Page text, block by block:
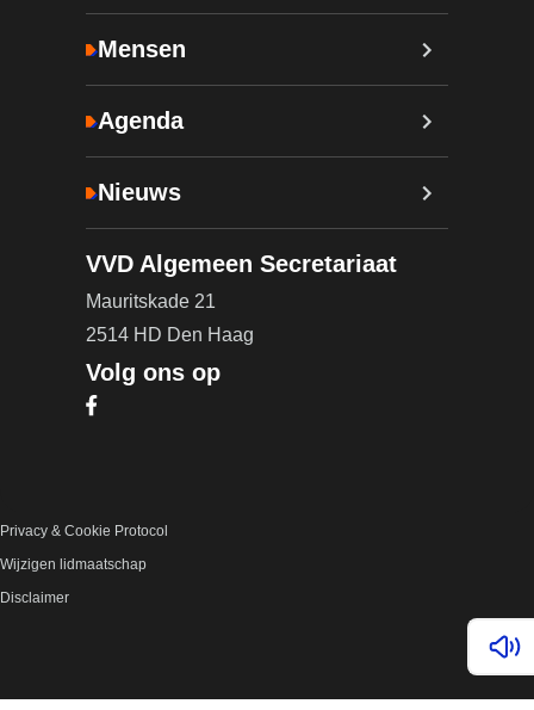
Mensen
Agenda
Nieuws
VVD Algemeen Secretariaat
Mauritskade 21
2514 HD Den Haag
Volg ons op
Bezoek onze Facebook pagina (opent in nieuw
Privacy & Cookie Protocol
Wijzigen lidmaatschap
Disclaimer